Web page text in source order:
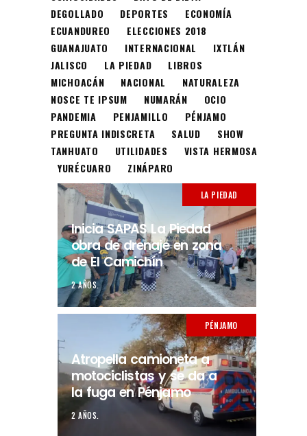
DEGOLLADO
DEPORTES
ECONOMÍA
ECUANDUREO
ELECCIONES 2018
GUANAJUATO
INTERNACIONAL
IXTLÁN
JALISCO
LA PIEDAD
LIBROS
MICHOACÁN
NACIONAL
NATURALEZA
NOSCE TE IPSUM
NUMARÁN
OCIO
PANDEMIA
PENJAMILLO
PÉNJAMO
PREGUNTA INDISCRETA
SALUD
SHOW
TANHUATO
UTILIDADES
VISTA HERMOSA
YURÉCUARO
ZINÁPARO
LA PIEDAD
Inicia SAPAS La Piedad
obra de drenaje en zona
de El Camichín
2 AÑOS.
PÉNJAMO
Atropella camioneta a
motociclistas y se da a
la fuga en Pénjamo
2 AÑOS.